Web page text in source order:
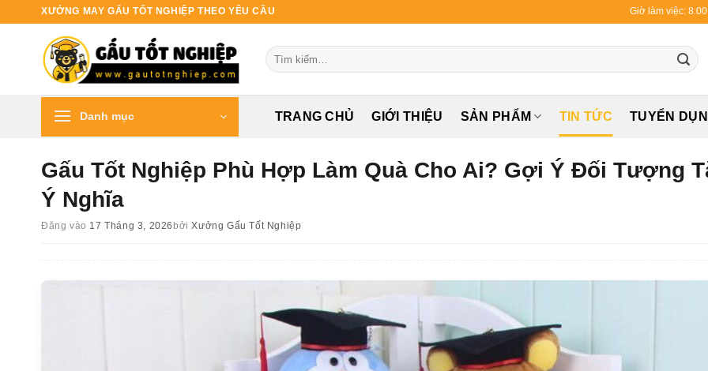
XƯỞNG MAY GẤU TỐT NGHIỆP THEO YÊU CẦU Giờ làm việc:
Tìm
kiếm:
Danh mục TRANG CHỦ GIỚI THIỆU SẢN PHẨM TIN TỨC TUYỂN
Gấu Tốt Nghiệp Phù Hợp Làm Quà Cho Ai? Gợi Ý Đối Tượng
Ý Nghĩa
Đăng vào 17 Tháng 3, 2026 bởiXưởng Gấu Tốt Nghiệp